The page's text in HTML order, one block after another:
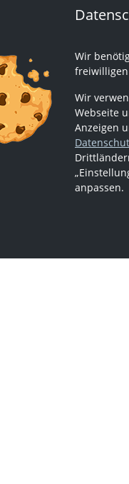
Wir
freiwilligen
Wir
Webseite
Anzeigen
anpassen.